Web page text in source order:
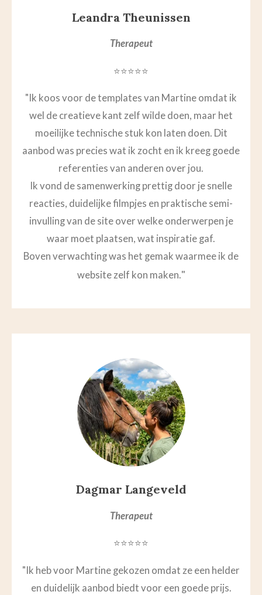
Leandra Theunissen
Therapeut
⭐⭐⭐⭐⭐
"Ik koos voor de templates van Martine omdat ik
wel de creatieve kant zelf wilde doen, maar het
moeilijke technische stuk kon laten doen. Dit
aanbod was precies wat ik zocht en ik kreeg goede
referenties van anderen over jou.
Ik vond de samenwerking prettig door je snelle
reacties, duidelijke filmpjes en praktische semi-
invulling van de site over welke onderwerpen je
waar moet plaatsen, wat inspiratie gaf.
Boven verwachting was het gemak waarmee ik de
website zelf kon maken."
Dagmar Langeveld
Therapeut
⭐⭐⭐⭐⭐
"Ik heb voor Martine gekozen omdat ze een helder
en duidelijk aanbod biedt voor een goede prijs.